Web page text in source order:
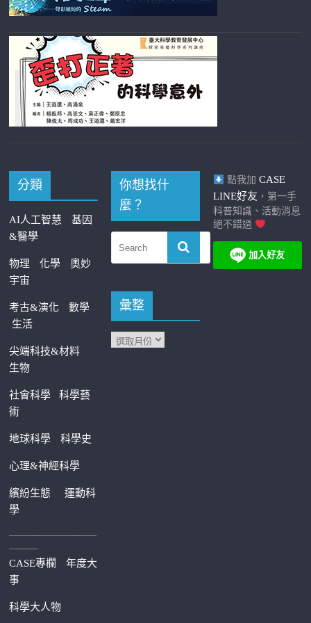
分類
AI人工智慧
基因
&醫學
物理 化學
奧妙
宇宙
考古&演化
數學
生活
尖端科技&材料
生物
社會科學科學藝
術
地球科學 科學史
心理&神經科學
繽紛生態運動科
學
—————————
———
CASE專欄
年度大
事
科學大人物
你想找什
麼？
彙整
點我加 CASE
LINE好友 ，第一手
科普知識、活動消息
絕不錯過